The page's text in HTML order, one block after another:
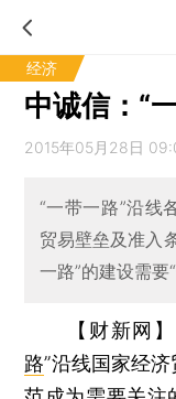
经济
中诚信：“
2015年05月28日
“一带一路”沿线
贸易壁垒及准入
一路”的建设需要
【财新网
路”沿线国家经